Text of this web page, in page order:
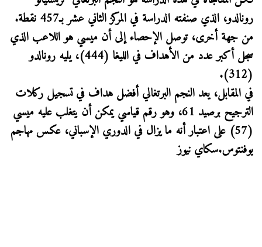
رونالدو، الذي صنفته الدراسة في المركز الثاني عشر بـ457 نقطة.
من جهة أخرى، توصل الإحصاء إلى أن ميسي هو اللاعب الذي
سجل أكبر عدد من الأهداف في الليغا (444)، يليه رونالدو
(312).
في المقابل، يعد النجم البرتغالي أفضل هداف في تسجيل ركلات
الترجيح برصيد 61، وهو رقم قياسي يمكن أن يتغلب عليه ميسي
(57) على اعتبار أنه ما يزال في الدوري الإسباني، عكس مهاجم
يوفنتوس.سكاي نيوز